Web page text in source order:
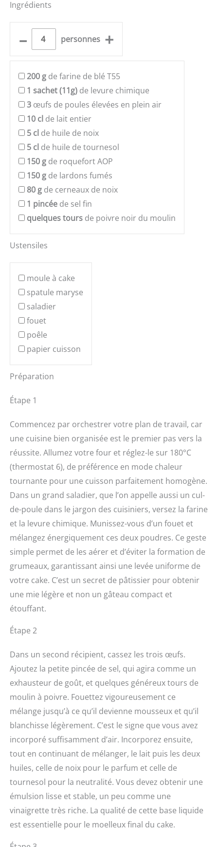
Ingrédients
– personnes +
200 g de farine de blé T55
1 sachet (11g) de levure chimique
3 œufs de poules élevées en plein air
10 cl de lait entier
5 cl de huile de noix
5 cl de huile de tournesol
150 g de roquefort AOP
150 g de lardons fumés
80 g de cerneaux de noix
1 pincée de sel fin
quelques tours de poivre noir du moulin
Ustensiles
moule à cake
spatule maryse
saladier
fouet
poêle
papier cuisson
Préparation
Étape 1
Commencez par orchestrer votre plan de travail, car
une cuisine bien organisée est le premier pas vers la
réussite. Allumez votre four et réglez-le sur 180°C
(thermostat 6), de préférence en mode chaleur
tournante pour une cuisson parfaitement homogène.
Dans un grand saladier, que l’on appelle aussi un cul-
de-poule dans le jargon des cuisiniers, versez la farine
et la levure chimique. Munissez-vous d’un fouet et
mélangez énergiquement ces deux poudres. Ce geste
simple permet de les aérer et d’éviter la formation de
grumeaux, garantissant ainsi une levée uniforme de
votre cake. C’est un secret de pâtissier pour obtenir
une mie légère et non un gâteau compact et
étouffant.
Étape 2
Dans un second récipient, cassez les trois œufs.
Ajoutez la petite pincée de sel, qui agira comme un
exhausteur de goût, et quelques généreux tours de
moulin à poivre. Fouettez vigoureusement ce
mélange jusqu’à ce qu’il devienne mousseux et qu’il
blanchisse légèrement. C’est le signe que vous avez
incorporé suffisamment d’air. Incorporez ensuite,
tout en continuant de mélanger, le lait puis les deux
huiles, celle de noix pour le parfum et celle de
tournesol pour la neutralité. Vous devez obtenir une
émulsion lisse et stable, un peu comme une
vinaigrette très riche. La qualité de cette base liquide
est essentielle pour le moelleux final du cake.